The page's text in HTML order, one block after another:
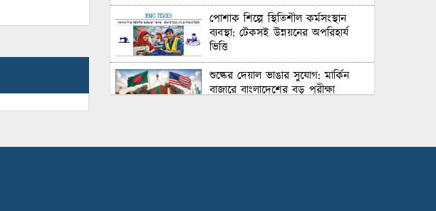
পোশাক শিল্পে স্থিতিশীল কর্মসংস্থান
ব্যবস্থা: টেকসই উন্নয়নের অপরিহার্য
ভিত্তি
শুল্কের দেয়াল ভাঙার সুযোগ: মার্কিন
বাজারে বাংলাদেশের বড় পরীক্ষা
Fashion Ltd. Rewards Best